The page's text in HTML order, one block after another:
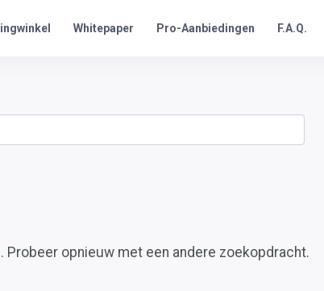
Whitepaper Pro-Aanbiedingen F.A.Q.
Probeer opnieuw met een andere zoekopdracht.